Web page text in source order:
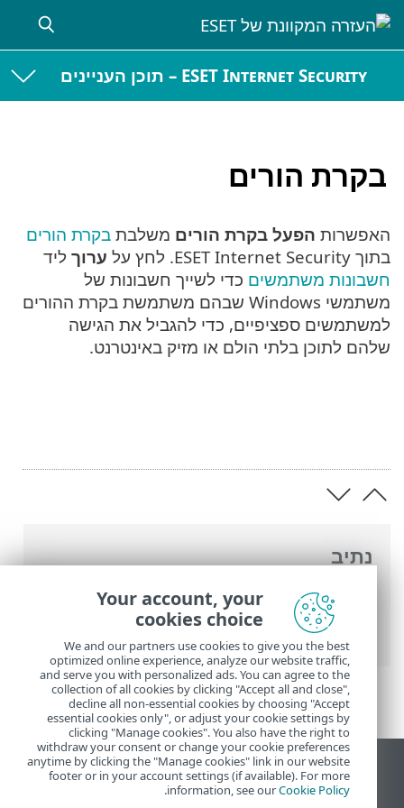
ESET Internet Security – תוכן העניינים
בקרת הורים
נתיב
העזרה המקוונת של ESET >
ESET Internet
Security
> הגדרות מתקדמות>הגנות
גישה לאינטרנט > בקרת הורים
האפשרות הפעל בקרת הורים משלבת בקרת הורים
בתוך ESET Internet Security. לחץ על
ערוך ליד
חשבונות משתמשים כדי לשייך חשבונות של
משתמשי Windows שבהם משתמשת בקרת ההורים
למשתמשים ספציפיים, כדי להגביל את הגישה
שלהם לתוכן בלתי הולם או מזיק באינטרנט.
הצג את האתר למחשב
End of Life
Your account, your
cookies choice
We and our partners use cookies to give you the best
optimized online experience, analyze our website traffic,
and serve you with personalized ads. You can agree to the
collection of all cookies by clicking "Accept all and close",
decline all non-essential cookies by choosing "Accept
essential cookies only", or adjust your cookie settings by
clicking "Manage cookies". You also have the right to
withdraw your consent or change your cookie preferences
anytime by clicking the "Manage cookies" link in our website
footer or in your account settings (if available). For more
information, see ourCookie Policy
.